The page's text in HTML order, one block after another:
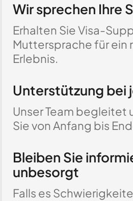
Wir sprechen Ihre
Erhalten Sie Visa-
Muttersprache für ein
Erlebnis.
Unterstützung bei
Unser Team begleitet
Sie von Anfang bis
Bleiben Sie
unbesorgt
Falls es